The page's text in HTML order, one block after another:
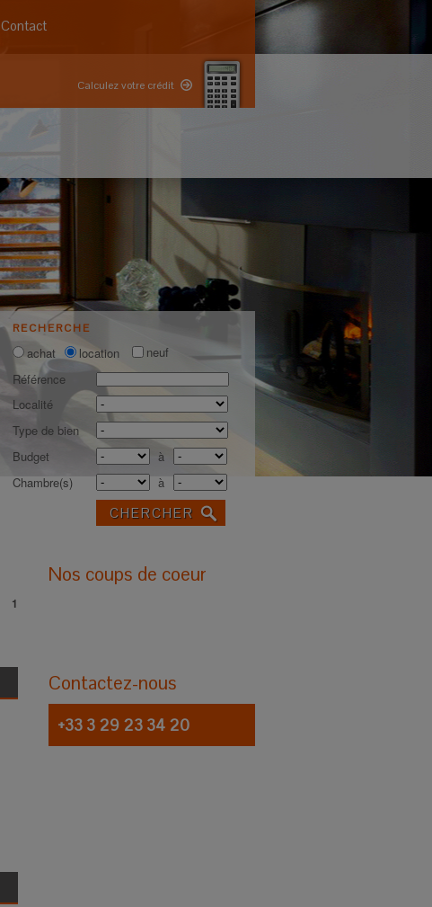
Contact
Calculez votre crédit
RECHERCHE
achat location
neuf
Référence
Localité
Type de bien
Budget
à
Chambre(s)
à
1
Nos coups de coeur
Contactez-nous
+33 3 29 23 34 20